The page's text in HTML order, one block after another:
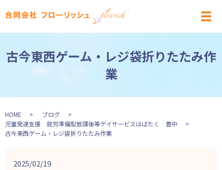
メ
古今東西ゲーム・レジ袋折りたたみ作
業
HOME
ブログ
児童発達支援 就労準備型放課後等デイサービスはばたく 豊中
古今東西ゲーム・レジ袋折りたたみ作業
2025/02/19